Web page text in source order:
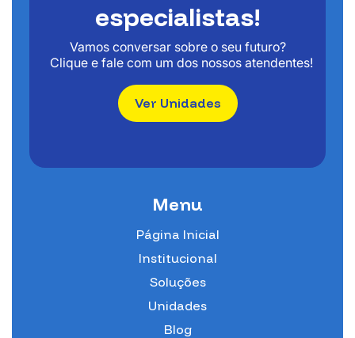
especialistas!
Vamos conversar sobre o seu futuro?
Clique e fale com um dos nossos atendentes!
Ver Unidades
Menu
Página Inicial
Institucional
Soluções
Unidades
Blog